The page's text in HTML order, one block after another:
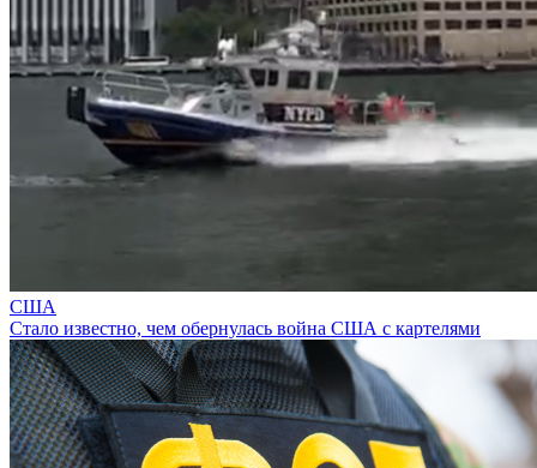
США
Стало известно, чем обернулась война США с картелями